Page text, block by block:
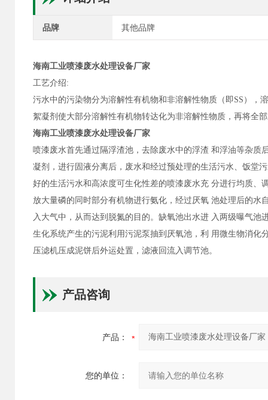
品牌 其他品牌
海南工业喷漆废水处理设备厂家
工艺介绍:
污水中的污染物分为溶解性有机物和非溶解性物质（即SS）
絮凝剂使大部分溶解性有机物转达化为非溶解性物质，再将全
海南工业喷漆废水处理设备厂家
喷漆废水首先通过隔浮渣池，去除废水中的浮渣 和浮油等杂
凝剂，进行固液分离后，废水和经过预处理的生活污水、饭堂
好的生活污水和高浓度可生化性差的喷漆废水充 分进行均质
放大量磷的同时部分有机物进行氨化，经过厌氧 池处理后的
入大气中，从而达到脱氮的目的。缺氧池出水进 入两级曝气
生化系统产生的污泥利用污泥泵抽到厌氧池，利 用微生物消
压滤机压成泥饼后外运处置，滤液回流入调节池。
产品咨询
产品：
您的单位：